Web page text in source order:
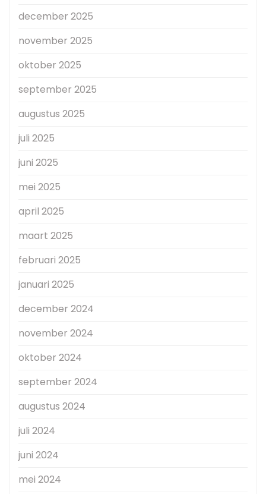
december 2025
november 2025
oktober 2025
september 2025
augustus 2025
juli 2025
juni 2025
mei 2025
april 2025
maart 2025
februari 2025
januari 2025
december 2024
november 2024
oktober 2024
september 2024
augustus 2024
juli 2024
juni 2024
mei 2024